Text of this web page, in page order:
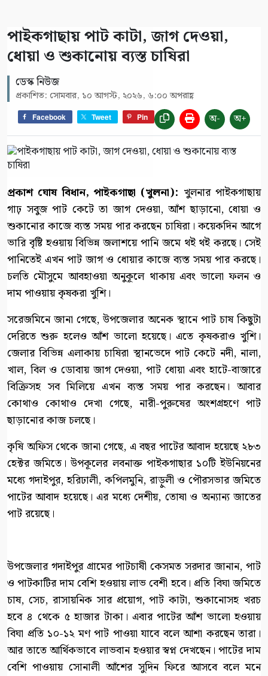
পাইকগাছায় পাট কাটা, জাগ দেওয়া,
ধোয়া ও শুকানোয় ব্যস্ত চাষিরা
ডেস্ক নিউজ
প্রকাশিত: সোমবার, ১০ আগস্ট, ২০২৬, ৬:০০ অপরাহ্ণ
Facebook Tweet Pin অ- অ+
প্রকাশ ঘোষ বিধান, পাইকগাছা (খুলনা): খুলনার পাইকগাছায়
গাঢ় সবুজ পাট কেটে তা জাগ দেওয়া, আঁশ ছাড়ানো, ধোয়া ও
শুকানোর কাজে ব্যস্ত সময় পার করছেন চাষিরা। কয়েকদিন আগে
ভারি বৃষ্টি হওয়ায় বিভিন্ন জলাশয়ে পানি জমে থই থই করছে। সেই
পানিতেই এখন পাট জাগ ও ধোয়ার কাজে ব্যস্ত সময় পার করছে।
চলতি মৌসুমে আবহাওয়া অনুকূলে থাকায় এবং ভালো ফলন ও
দাম পাওয়ায় কৃষকরা খুশি।
সরেজমিনে জানা গেছে, উপজেলার অনেক স্থানে পাট চাষ কিছুটা
দেরিতে শুরু হলেও আঁশ ভালো হয়েছে। এতে কৃষকরাও খুশি।
জেলার বিভিন্ন এলাকায় চাষিরা স্থানভেদে পাট কেটে নদী, নালা,
খাল, বিল ও ডোবায় জাগ দেওয়া, পাট ধোয়া এবং হাটে-বাজারে
বিক্রিসহ সব মিলিয়ে এখন ব্যস্ত সময় পার করছেন। আবার
কোথাও কোথাও দেখা গেছে, নারী-পুরুষের অংশগ্রহণে পাট
ছাড়ানোর কাজ চলছে।
কৃষি অফিস থেকে জানা গেছে, এ বছর পাটের আবাদ হয়েছে ২৮৩
হেক্টর জমিতে। উপকূলের লবনাক্ত পাইকগাছার ১০টি ইউনিয়নের
মধ্যে গদাইপুর, হরিঢালী, কপিলমুনি, রাড়ুলী ও পৌরসভার জমিতে
পাটের আবাদ হয়েছে। এর মধ্যে দেশীয়, তোষা ও অন্যান্য জাতের
পাট রয়েছে।
উপজেলার গদাইপুর গ্রামের পাটচাষী কেসমত সরদার জানান, পাট
ও পাটকাটির দাম বেশি হওয়ায় লাভ বেশী হবে। প্রতি বিঘা জমিতে
চাষ, সেচ, রাসায়নিক সার প্রয়োগ, পাট কাটা, শুকানোসহ খরচ
হবে ৪ থেকে ৫ হাজার টাকা। এবার পাটের আঁশ ভালো হওয়ায়
বিঘা প্রতি ১০-১২ মণ পাট পাওয়া যাবে বলে আশা করছেন তারা।
আর তাতে আর্থিকভাবে লাভবান হওয়ার স্বপ্ন দেখছেন। পাটের দাম
বেশি পাওয়ায় সোনালী আঁশের সুদিন ফিরে আসবে বলে মনে